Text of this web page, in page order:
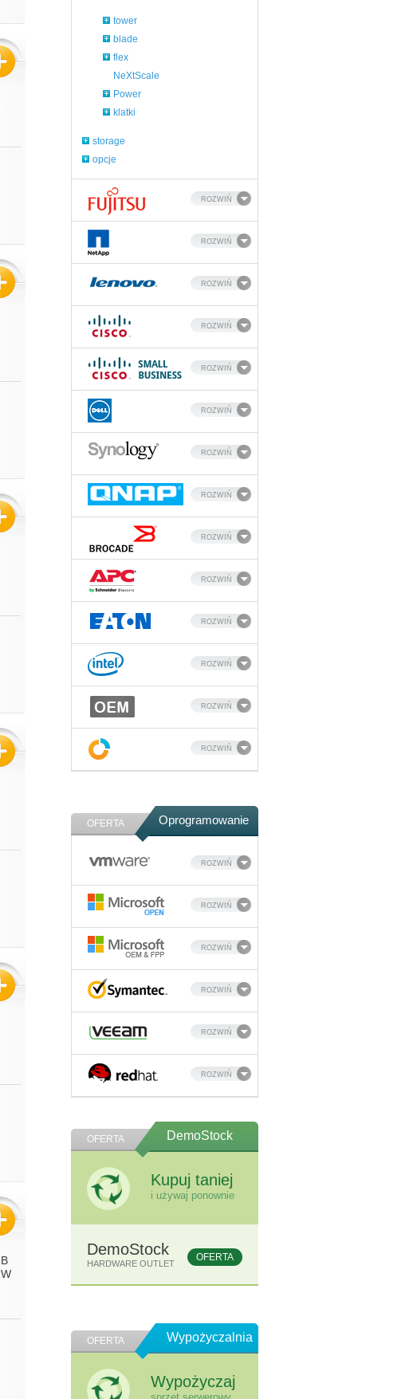
tower
blade
flex
NeXtScale
Power
klatki
storage
opcje
ROZWIŃ
ROZWIŃ
ROZWIŃ
ROZWIŃ
ROZWIŃ
ROZWIŃ
ROZWIŃ
ROZWIŃ
ROZWIŃ
ROZWIŃ
ROZWIŃ
ROZWIŃ
ROZWIŃ
ROZWIŃ
OFERTA Oprogramowanie
ROZWIŃ
ROZWIŃ
ROZWIŃ
ROZWIŃ
ROZWIŃ
ROZWIŃ
OFERTA DemoStock
Kupuj taniej
i używaj ponownie
DemoStock OFERTA
HARDWARE OUTLET
OFERTA Wypożyczalnia
Wypożyczaj